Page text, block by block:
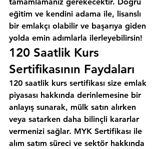
eğitim ve kendini adama ile, lisanslı
bir emlakçı olabilir ve başarıya giden
yolda emin adımlarla ilerleyebilirsin!
120 Saatlik Kurs
Sertifikasının Faydaları
120 saatlik kurs sertifikası size emlak
piyasası hakkında derinlemesine bir
anlayış sunarak, mülk satın alırken
veya satarken daha bilinçli kararlar
vermenizi sağlar. MYK Sertifikası ile
alım satım süreci ve sektör hakkında